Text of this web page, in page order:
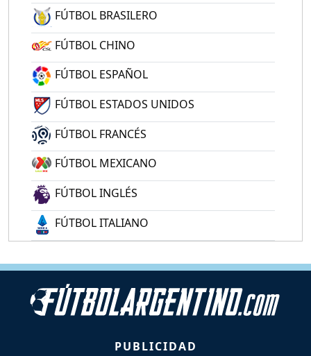
FÚTBOL BRASILERO
FÚTBOL CHINO
FÚTBOL ESPAÑOL
FÚTBOL ESTADOS UNIDOS
FÚTBOL FRANCÉS
FÚTBOL MEXICANO
FÚTBOL INGLÉS
FÚTBOL ITALIANO
PUBLICIDAD